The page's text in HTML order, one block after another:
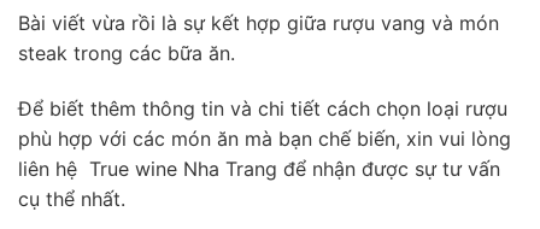
Bài viết vừa rồi là sự kết hợp giữa rượu vang và món
steak trong các bữa ăn.
Để biết thêm thông tin và chi tiết cách chọn loại rượu
phù hợp với các món ăn mà bạn chế biến, xin vui lòng
liên hệ True wine Nha Trang để nhận được sự tư vấn
cụ thể nhất.